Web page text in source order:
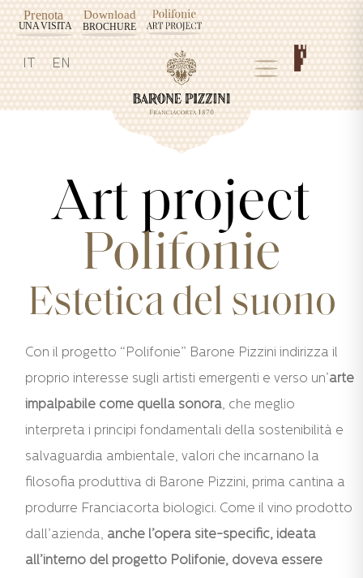
EN
Art project
Polifonie
Estetica del suono
Con il progetto “Polifonie” Barone Pizzini indirizza il
proprio interesse sugli artisti emergenti e verso un’arte
impalpabile come quella sonora, che meglio
interpreta i principi fondamentali della sostenibilità e
salvaguardia ambientale, valori che incarnano la
filosofia produttiva di Barone Pizzini, prima cantina a
produrre Franciacorta biologici. Come il vino prodotto
dall’azienda, anche l’opera site-specific, ideata
all’interno del progetto Polifonie, doveva essere